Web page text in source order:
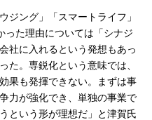
ング」「スマートライフ」
った理由については「シナジ
社に入れるという発想もあっ
た。専鋭化という意味では、
果も発揮できない。まずは事
力が強化でき、単独の事業で
という形が理想だ」と津賀氏